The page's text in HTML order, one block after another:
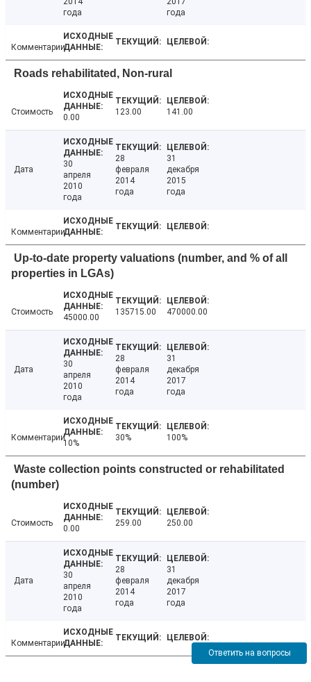
года
года
Комментарии
Roads rehabilitated, Non-rural
Стоимость
0.00
123.00 141.00
Дата
30
апреля
2010
года
28
февраля
2014
года
31
декабря
2015
года
Комментарии
Up-to-date property valuations (number, and % of all
properties in LGAs)
Стоимость
45000.00
135715.00 470000.00
Дата
30
апреля
2010
года
28
февраля
2014
года
31
декабря
2017
года
Комментарии
10%
30% 100%
Waste collection points constructed or rehabilitated
(number)
Стоимость
0.00
259.00 250.00
Дата
30
апреля
2010
года
28
февраля
2014
года
31
декабря
2017
года
Комментарии
Ответить на вопросы